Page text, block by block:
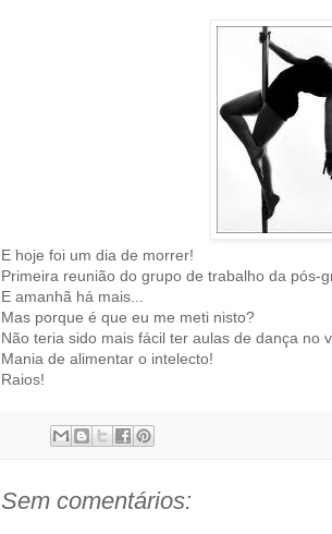
E hoje foi um dia de morrer!
Primeira reunião do grupo de trabalho da pós-
E amanhã há mais...
Mas porque é que eu me meti nisto?
Não teria sido mais fácil ter aulas de dança no
Mania de alimentar o intelecto!
Raios!
Sem comentários: